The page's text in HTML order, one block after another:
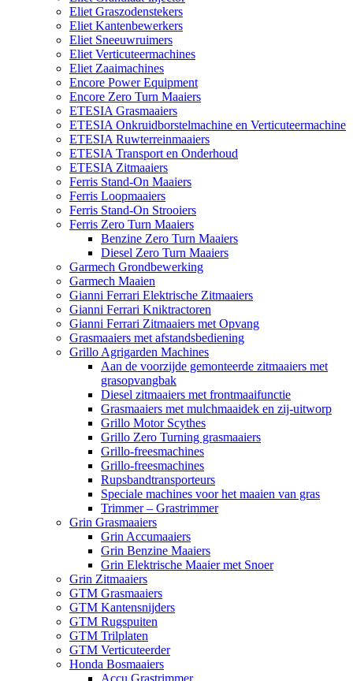
Eliet Graszodenstekers
Eliet Kantenbewerkers
Eliet Sneeuwruimers
Eliet Verticuteermachines
Eliet Zaaimachines
Encore Power Equipment
Encore Zero Turn Maaiers
ETESIA Grasmaaiers
ETESIA Onkruidborstelmachine en Verticuteermachine
ETESIA Ruwterreinmaaiers
ETESIA Transport en Onderhoud
ETESIA Zitmaaiers
Ferris Stand-On Maaiers
Ferris Loopmaaiers
Ferris Stand-On Strooiers
Ferris Zero Turn Maaiers
Benzine Zero Turn Maaiers
Diesel Zero Turn Maaiers
Garmech Grondbewerking
Garmech Maaien
Gianni Ferrari Elektrische Zitmaaiers
Gianni Ferrari Kniktractoren
Gianni Ferrari Zitmaaiers met Opvang
Grasmaaiers met afstandsbediening
Grillo Agrigarden Machines
Aan de voorzijde gemonteerde zitmaaiers met
grasopvangbak
Diesel zitmaaiers met frontmaaifunctie
Grasmaaiers met mulchmaaidek en zij-uitworp
Grillo Motor Scythes
Grillo Zero Turning grasmaaiers
Grillo-freesmachines
Grillo-freesmachines
Rupsbandtransporteurs
Speciale machines voor het maaien van gras
Trimmer – Grastrimmer
Grin Grasmaaiers
Grin Accumaaiers
Grin Benzine Maaiers
Grin Elektrische Maaier met Snoer
Grin Zitmaaiers
GTM Grasmaaiers
GTM Kantensnijders
GTM Rugspuiten
GTM Trilplaten
GTM Verticuteerder
Honda Bosmaaiers
Accu Grastrimmer